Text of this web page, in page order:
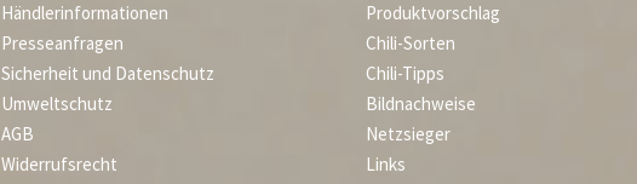
Händlerinformationen
Presseanfragen
Sicherheit und Datenschutz
Umweltschutz
AGB
Widerrufsrecht
Produktvorschlag
Chili-Sorten
Chili-Tipps
Bildnachweise
Netzsieger
Links